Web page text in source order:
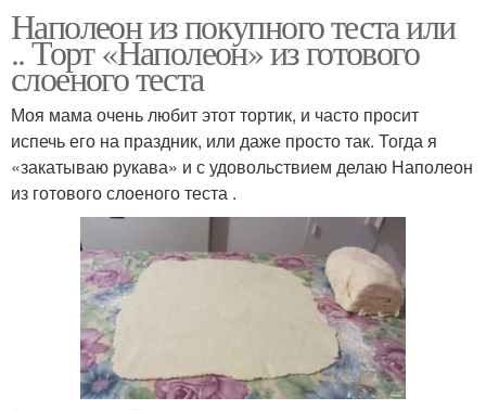
Наполеон из покупного теста или
.. Торт «Наполеон» из готового
слоеного теста
Моя мама очень любит этот тортик, и часто просит
испечь его на праздник, или даже просто так. Тогда я
«закатываю рукава» и с удовольствием делаю Наполеон
из готового слоеного теста .